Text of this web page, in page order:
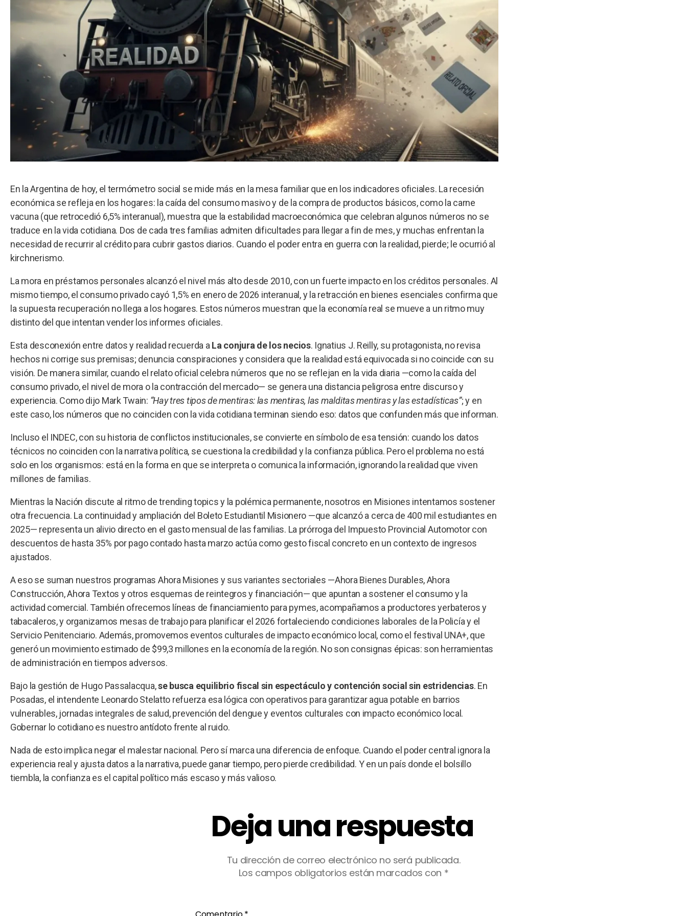
En la Argentina de hoy, el termómetro social se mide más en la mesa familiar que en los indicadores oficiales. La recesión
económica se refleja en los hogares: la caída del consumo masivo y de la compra de productos básicos, como la carne
vacuna (que retrocedió 6,5% interanual), muestra que la estabilidad macroeconómica que celebran algunos números no se
traduce en la vida cotidiana. Dos de cada tres familias admiten dificultades para llegar a fin de mes, y muchas enfrentan la
necesidad de recurrir al crédito para cubrir gastos diarios. Cuando el poder entra en guerra con la realidad, pierde; le ocurrió al
kirchnerismo.
La mora en préstamos personales alcanzó el nivel más alto desde 2010, con un fuerte impacto en los créditos personales. Al
mismo tiempo, el consumo privado cayó 1,5% en enero de 2026 interanual, y la retracción en bienes esenciales confirma que
la supuesta recuperación no llega a los hogares. Estos números muestran que la economía real se mueve a un ritmo muy
distinto del que intentan vender los informes oficiales.
Esta desconexión entre datos y realidad recuerda a La conjura de los necios. Ignatius J. Reilly, su protagonista, no revisa
hechos ni corrige sus premisas; denuncia conspiraciones y considera que la realidad está equivocada si no coincide con su
visión. De manera similar, cuando el relato oficial celebra números que no se reflejan en la vida diaria —como la caída del
consumo privado, el nivel de mora o la contracción del mercado— se genera una distancia peligrosa entre discurso y
experiencia. Como dijo Mark Twain: “Hay tres tipos de mentiras: las mentiras, las malditas mentiras y las estadísticas”; y en
este caso, los números que no coinciden con la vida cotidiana terminan siendo eso: datos que confunden más que informan.
Incluso el INDEC, con su historia de conflictos institucionales, se convierte en símbolo de esa tensión: cuando los datos
técnicos no coinciden con la narrativa política, se cuestiona la credibilidad y la confianza pública. Pero el problema no está
solo en los organismos: está en la forma en que se interpreta o comunica la información, ignorando la realidad que viven
millones de familias.
Mientras la Nación discute al ritmo de trending topics y la polémica permanente, nosotros en Misiones intentamos sostener
otra frecuencia. La continuidad y ampliación del Boleto Estudiantil Misionero —que alcanzó a cerca de 400 mil estudiantes en
2025— representa un alivio directo en el gasto mensual de las familias. La prórroga del Impuesto Provincial Automotor con
descuentos de hasta 35% por pago contado hasta marzo actúa como gesto fiscal concreto en un contexto de ingresos
ajustados.
A eso se suman nuestros programas Ahora Misiones y sus variantes sectoriales —Ahora Bienes Durables, Ahora
Construcción, Ahora Textos y otros esquemas de reintegros y financiación— que apuntan a sostener el consumo y la
actividad comercial. También ofrecemos líneas de financiamiento para pymes, acompañamos a productores yerbateros y
tabacaleros, y organizamos mesas de trabajo para planificar el 2026 fortaleciendo condiciones laborales de la Policía y el
Servicio Penitenciario. Además, promovemos eventos culturales de impacto económico local, como el festival UNA+, que
generó un movimiento estimado de $99,3 millones en la economía de la región. No son consignas épicas: son herramientas
de administración en tiempos adversos.
Bajo la gestión de Hugo Passalacqua,se busca equilibrio fiscal sin espectáculo y contención social sin estridencias. En
Posadas, el intendente Leonardo Stelatto refuerza esa lógica con operativos para garantizar agua potable en barrios
vulnerables, jornadas integrales de salud, prevención del dengue y eventos culturales con impacto económico local.
Gobernar lo cotidiano es nuestro antídoto frente al ruido.
Nada de esto implica negar el malestar nacional. Pero sí marca una diferencia de enfoque. Cuando el poder central ignora la
experiencia real y ajusta datos a la narrativa, puede ganar tiempo, pero pierde credibilidad. Y en un país donde el bolsillo
tiembla, la confianza es el capital político más escaso y más valioso.
Deja una respuesta
Tu dirección de correo electrónico no será publicada.
Los campos obligatorios están marcados con *